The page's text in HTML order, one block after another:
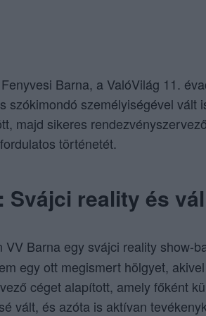
Barna, a ValóVilág 11.
szókimondó személyiségével
majd sikeres
történetét.
Svájci reality és
VV Barna egy svájci reality show-
egy ott megismert hölgyet,
céget alapított, amely főként
vált, és azóta is aktívan